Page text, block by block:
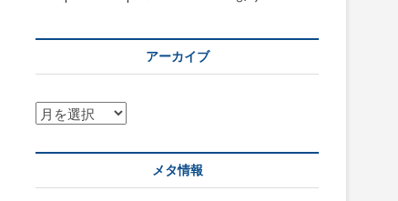
アーカイブ
ア
ー
カ
ブ
メタ情報